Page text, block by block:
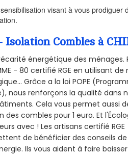
visant à vous prodiguer
Combles à
énergétique des ménages.
- 80 certifié RGE en utilisant de
Grâce a la loi POPE
nous renforçons la qualité dans
Cela vous permet aussi
combles pour 1 euro. Et
avec ! Les artisans certifié RGE
de bénéficier des conseils de
Ils vous aident à faire